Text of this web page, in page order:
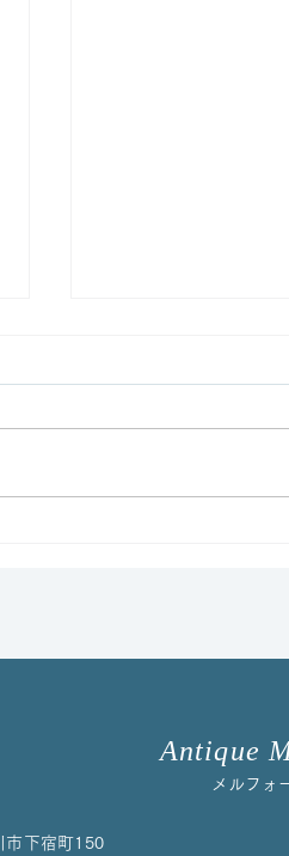
Antique
メルフォ
市下宿町150